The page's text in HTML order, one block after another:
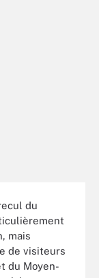
du
mais
de visiteurs
du Moyen-